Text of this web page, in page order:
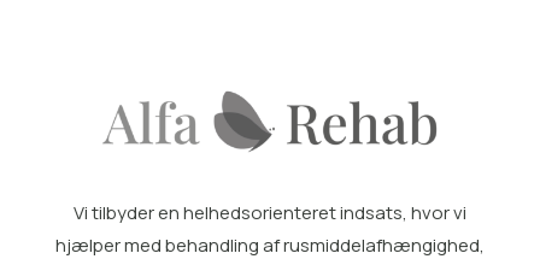
Vi tilbyder en helhedsorienteret indsats, hvor vi
hjælper medbehandling af rusmiddelafhængighed,